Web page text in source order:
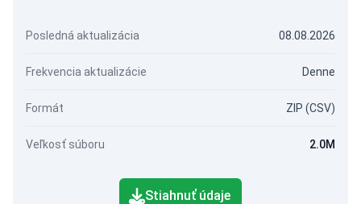
Posledná aktualizácia 08.08.2026
Frekvencia aktualizácie Denne
Formát ZIP (CSV)
Veľkosť súboru 2.0M
Stiahnuť údaje